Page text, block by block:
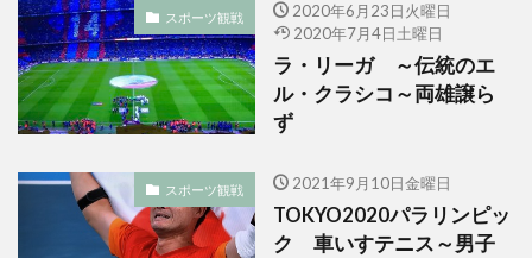
スポーツ観戦
2020年6月23日火曜日
2020年7月4日土曜日
ラ・リーガ ～伝統のエ
ル・クラシコ～両雄譲ら
ず
スポーツ観戦 2021年9月10日金曜日
TOKYO2020パラリンピッ
ク 車いすテニス～男子